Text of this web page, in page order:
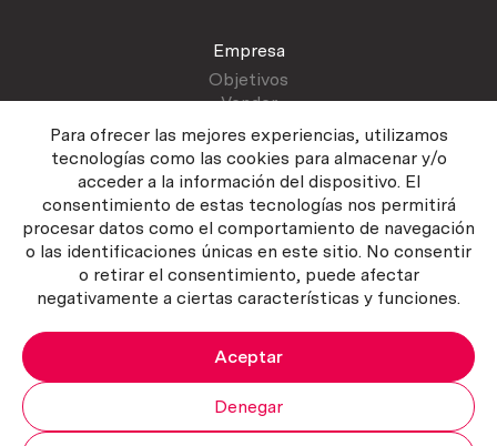
Para ofrecer las mejores experiencias, utilizamos
tecnologías como las cookies para almacenar y/o
acceder a la información del dispositivo. El
consentimiento de estas tecnologías nos permitirá
procesar datos como el comportamiento de navegación
o las identificaciones únicas en este sitio. No consentir
o retirar el consentimiento, puede afectar
negativamente a ciertas características y funciones.
Aceptar
Denegar
Empresa
Objetivos
Vender
Atención al cliente
Contactar
Manual del vendedor
Política del servicio
Política de Cookies
Copyright ©2026 Curiosum S.L. Todos los derechos reservados.